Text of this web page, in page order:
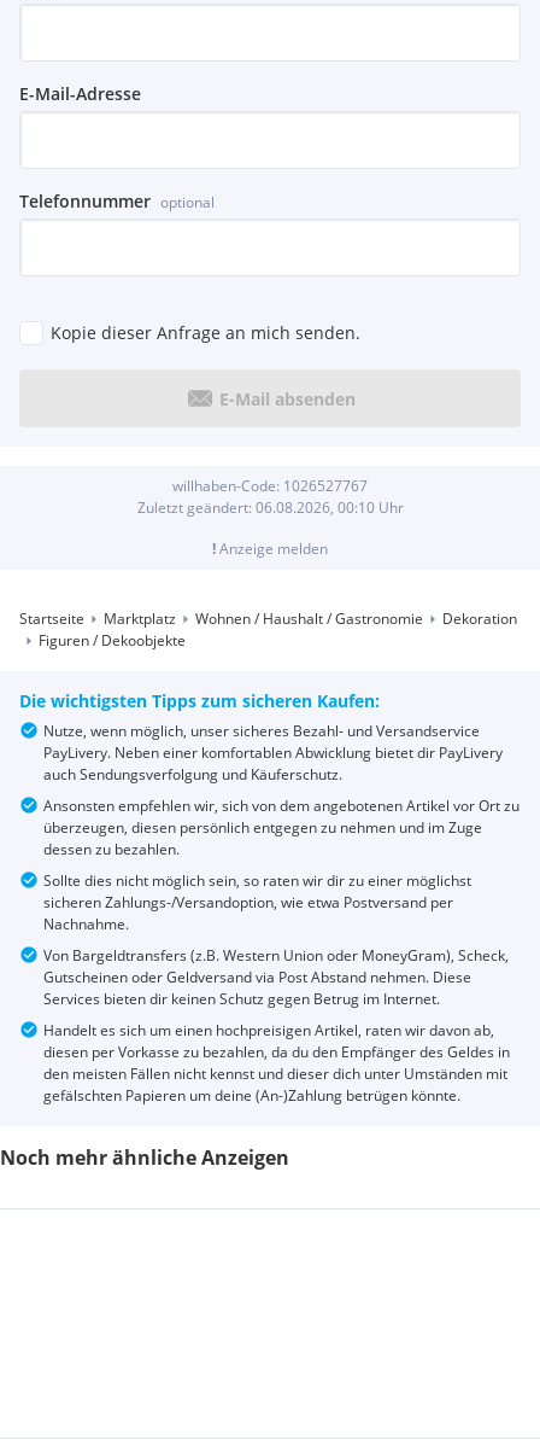
E-Mail-Adresse
Telefonnummer optional
Kopie dieser Anfrage an mich senden.
E-Mail absenden
willhaben-Code: 1026527767
Zuletzt geändert: 06.08.2026, 00:10Uhr
!Anzeige melden
Startseite Marktplatz Wohnen / Haushalt / Gastronomie
Dekoration
Figuren / Dekoobjekte
Die wichtigsten Tipps zum sicheren Kaufen:
Nutze, wenn möglich, unser sicheres Bezahl- und Versandservice
PayLivery. Neben einer komfortablen Abwicklung bietet dir PayLivery
auch Sendungsverfolgung und Käuferschutz.
Ansonsten empfehlen wir, sich von dem angebotenen Artikel vor Ort zu
überzeugen, diesen persönlich entgegen zu nehmen und im Zuge
dessen zu bezahlen.
Sollte dies nicht möglich sein, so raten wir dir zu einer möglichst
sicheren Zahlungs-/Versandoption, wie etwa Postversand per
Nachnahme.
Von Bargeldtransfers (z.B. Western Union oder MoneyGram), Scheck,
Gutscheinen oder Geldversand via Post Abstand nehmen. Diese
Services bieten dir keinen Schutz gegen Betrug im Internet.
Handelt es sich um einen hochpreisigen Artikel, raten wir davon ab,
diesen per Vorkasse zu bezahlen, da du den Empfänger des Geldes in
den meisten Fällen nicht kennst und dieser dich unter Umständen mit
gefälschten Papieren um deine (An-)Zahlung betrügen könnte.
Noch mehr ähnliche Anzeigen